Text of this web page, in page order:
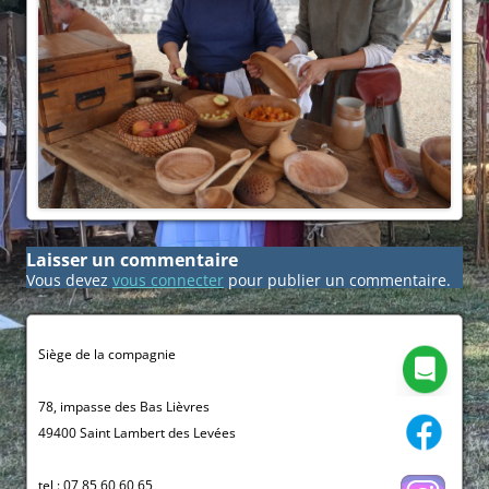
Laisser un commentaire
Vous devez vous connecter pour publier un commentaire.
Siège de la compagnie
78, impasse des Bas Lièvres
49400 Saint Lambert des Levées
tel : 07 85 60 60 65